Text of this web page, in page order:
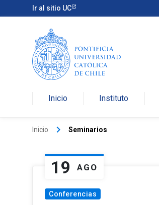
Ir al sitio UC
Inicio Instituto
Inicio keyboard_arrow_right Seminarios
19 AGO
Conferencias